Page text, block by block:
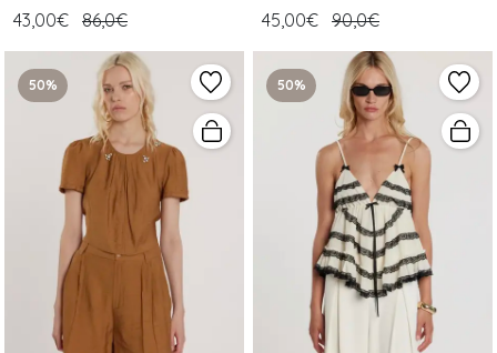
43,00€ 86,0€ 45,00€ 90,0€
50% 50%